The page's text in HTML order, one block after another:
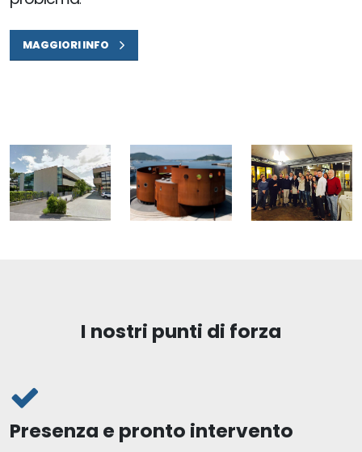
MAGGIORI INFO
I nostri punti di forza
Presenza e pronto intervento